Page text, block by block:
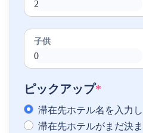
子供
ピックアップ*
滞在先ホテル名を入力
滞在先ホテルがまだ決